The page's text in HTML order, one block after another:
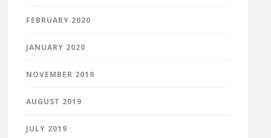
FEBRUARY 2020
JANUARY 2020
NOVEMBER 2019
AUGUST 2019
JULY 2019